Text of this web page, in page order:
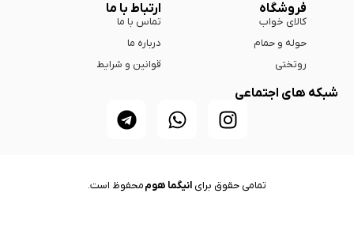
شبکه های اجتماعی
فروشگاه
کالای خواب
حوله و حمام
روتختی
ارتباط با ما
تماس با ما
درباره ما
قوانین و شرایط
تمامی حقوق برای انیگما هوممحفوظ است.